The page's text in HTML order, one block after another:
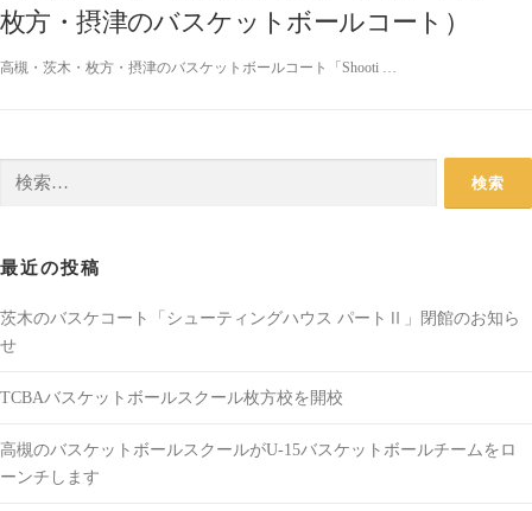
枚方・摂津のバスケットボールコート）
高槻・茨木・枚方・摂津のバスケットボールコート「Shooti …
最近の投稿
茨木のバスケコート「シューティングハウス パートⅡ」閉館のお知ら
せ
TCBAバスケットボールスクール枚方校を開校
高槻のバスケットボールスクールがU-15バスケットボールチームをロ
ーンチします